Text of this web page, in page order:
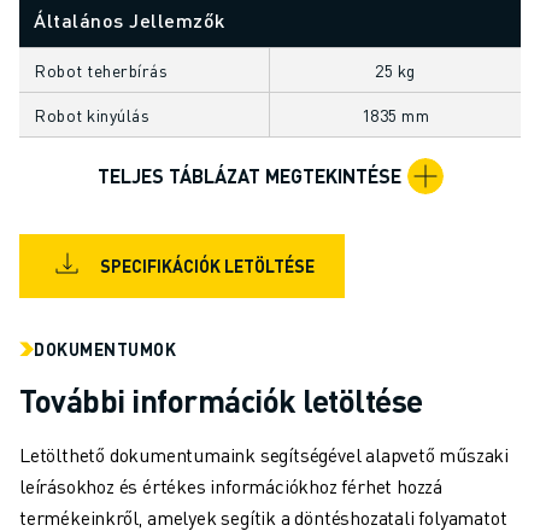
KÉPZÉS ÉS OKTATÁS
MEGOLDÁSOK AZ IPAR SZÁMÁRA
MEGOLDÁSOK AZ OKTATÁS SZÁMÁRA
WORLDSKILLS & FIATAL TEHETSÉGEK
OKTATÁSI RENDEZVÉNYEK
HÍREK ÉS MÉDIA
ESEMÉNYEK
A FANUC-RÓL
A FANUC EURÓPÁBAN
TELEPHELYEINK
FENNTARTHATÓSÁG
KARRIER
ALAKÍTSA JÖVŐJÉT A FANUC-KAL
Általános Jellemzők
Robot teherbírás 25 kg
Robot kinyúlás 1835 mm
TELJES TÁBLÁZAT MEGTEKINTÉSE
SPECIFIKÁCIÓK LETÖLTÉSE
DOKUMENTUMOK
További információk letöltése
Letölthető dokumentumaink segítségével alapvető műszaki
leírásokhoz és értékes információkhoz férhet hozzá
termékeinkről, amelyek segítik a döntéshozatali folyamatot